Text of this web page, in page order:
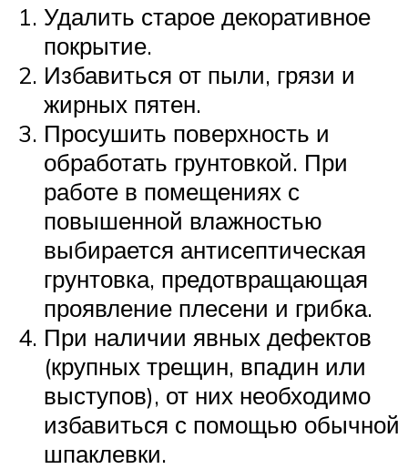
Удалить старое декоративное
покрытие.
Избавиться от пыли, грязи и
жирных пятен.
Просушить поверхность и
обработать грунтовкой. При
работе в помещениях с
повышенной влажностью
выбирается антисептическая
грунтовка, предотвращающая
проявление плесени и грибка.
При наличии явных дефектов
(крупных трещин, впадин или
выступов), от них необходимо
избавиться с помощью обычной
шпаклевки.